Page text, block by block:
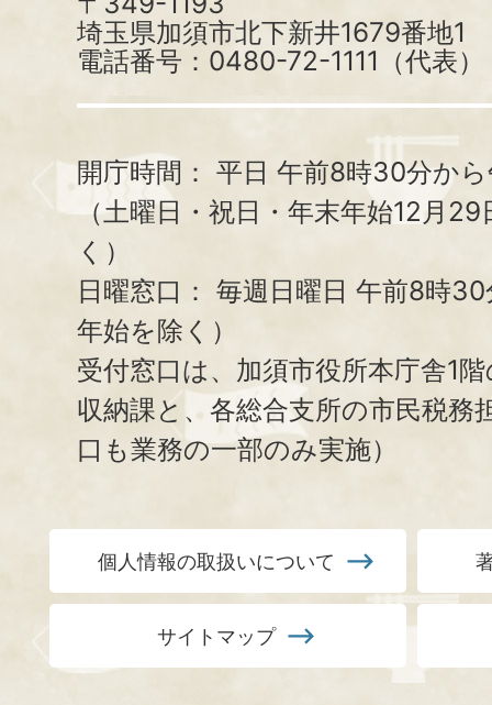
埼玉県加須市北下新井1679番地1
電話番号：0480-72-1111（代表）
開庁時間： 平日 午前8時30分か
（土曜日・祝日・年末年始12月
く）
日曜窓口： 毎週日曜日 午前8時
年始を除く）
受付窓口は、加須市役所本庁舎1
収納課と、 各総合支所の市民税務
口も業務の一部のみ実施）
個人情報の取扱いについて
サイトマップ